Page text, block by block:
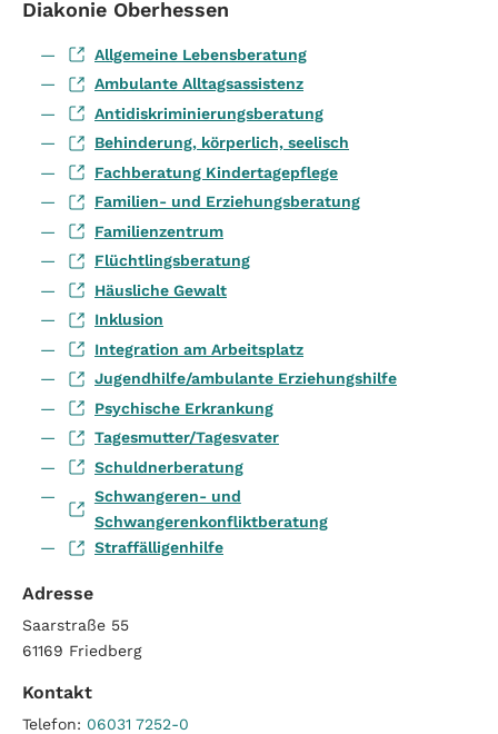
Diakonie Oberhessen
Allgemeine Lebensberatung
Ambulante Alltagsassistenz
Antidiskriminierungsberatung
Behinderung, körperlich, seelisch
Fachberatung Kindertagepflege
Familien- und Erziehungsberatung
Familienzentrum
Flüchtlingsberatung
Häusliche Gewalt
Inklusion
Integration am Arbeitsplatz
Jugendhilfe/ambulante Erziehungshilfe
Psychische Erkrankung
Tagesmutter/Tagesvater
Schuldnerberatung
Schwangeren- und
Schwangerenkonfliktberatung
Straffälligenhilfe
Adresse
Saarstraße 55
61169 Friedberg
Kontakt
Telefon: 06031 7252-0